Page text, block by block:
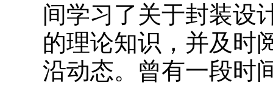
间学习了关于封装设
的理论知识，并及时
沿动态。曾有一段时